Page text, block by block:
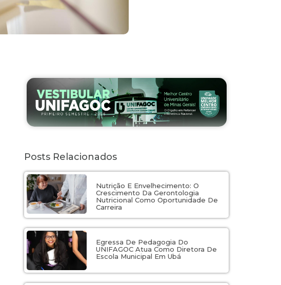
Posts Relacionados
Nutrição E Envelhecimento: O
Crescimento Da Gerontologia
Nutricional Como Oportunidade De
Carreira
Egressa De Pedagogia Do
UNIFAGOC Atua Como Diretora De
Escola Municipal Em Ubá